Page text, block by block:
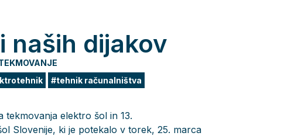
naših dijakov
tehnik računalništva
tekmovanja elektro šol in 13.
Slovenije, ki je potekalo v torek, 25. marca